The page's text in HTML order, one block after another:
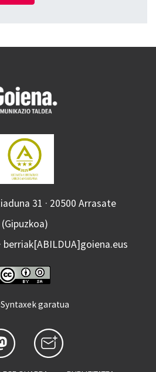
31 · 20500 Arrasate
(Gipuzkoa)
berriak[ABILDUA]goiena.eus
garatua